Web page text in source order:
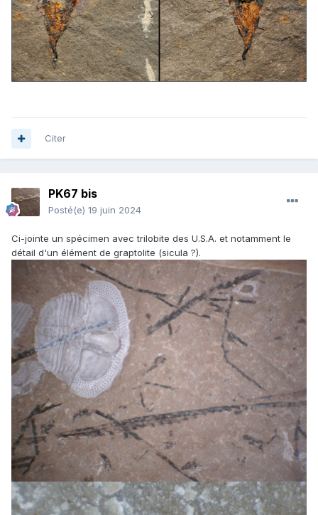
Citer
PK67 bis
Posté(e) 19 juin 2024
Ci-jointe un spécimen avec trilobite des U.S.A. et notamment le
détail d'un élément de graptolite (sicula ?).